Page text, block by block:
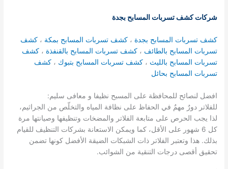
شركات كشف تسربات المسابح بجدة
كشف تسربات المسابح بجدة ،كشف تسربات المسابح بمكة ،كشف
تسربات المسابح بالطائف ،كشف تسربات المسابح بالقنفذة ،كشف
تسربات المسابح بالليث ،كشف تسربات المسابح بتبوك ،كشف
تسربات المسابح بحائل
افضل لنصائح للمحافظة على المسبح نظيفا و معافى سليم:
للفلاتر دورٌ مهمٌ في الحفاظ على نظافة المياه والتخلّص من الجراثيم،
لذا يجب الحرص على متابعة الفلاتر والمضخات وتنظيفها وصيانتها مرة
كل 6 شهور على الأقل، كما ويمكن الاستعانة بشركات التنظيف للقيام
بذلك. هذا وتعتبر الفلاتر ذات الشبكات الضيقة الأفضل كونها تضمن
تحقيق أقصى درجات التنقية من الشوائب.